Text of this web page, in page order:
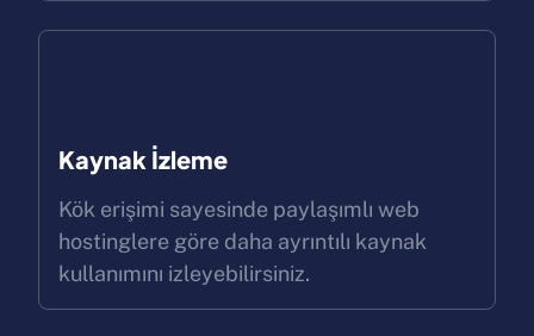
Kaynak İzleme
Kök erişimi sayesinde paylaşımlı web
hostinglere göre daha ayrıntılı kaynak
kullanımını izleyebilirsiniz.